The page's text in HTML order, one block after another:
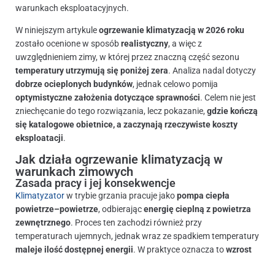
warunkach eksploatacyjnych.
W niniejszym artykuleogrzewanie klimatyzacją w 2026 roku
zostało ocenione w sposóbrealistyczny, a więc z
uwzględnieniem zimy, w której przez znaczną część sezonu
temperatury utrzymują się poniżej zera. Analiza nadal dotyczy
dobrze ocieplonych budynków, jednak celowo pomija
optymistyczne założenia dotyczące sprawności. Celem nie jest
zniechęcanie do tego rozwiązania, lecz pokazanie, gdzie kończą
się katalogowe obietnice, a zaczynają rzeczywiste koszty
eksploatacji.
Jak działa ogrzewanie klimatyzacją w
warunkach zimowych
Zasada pracy i jej konsekwencje
Klimatyzatorw trybie grzania pracuje jakopompa ciepła
powietrze–powietrze, odbierającenergię cieplną z powietrza
zewnętrznego. Proces ten zachodzi również przy
temperaturach ujemnych, jednak wraz ze spadkiem temperatury
maleje ilość dostępnej energii. W praktyce oznacza towzrost